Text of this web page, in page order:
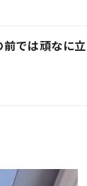
前では頑なに立